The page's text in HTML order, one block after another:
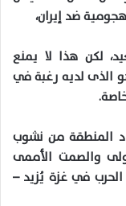
ضد إيران،
لكن هذا لا يمنع
الذى لديه رغبة في
المنطقة من نشوب
والصمت الأممى
في غزة يُزيد –